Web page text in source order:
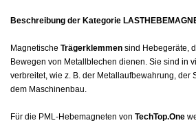
Beschreibung der Kategorie
Magnetische Trägerklemmen sind Hebegeräte,
Bewegen von Metallblechen dienen. Sie sind in
verbreitet, wie z. B. der Metallaufbewahrung, der
dem Maschinenbau.
Für die PML-Hebemagneten von TechTop.One